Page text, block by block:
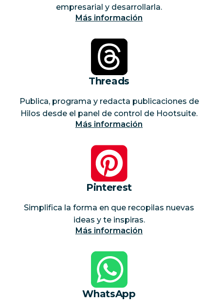
empresarial y desarrollarla.
Más información
Threads
Publica, programa y redacta publicaciones de
Hilos desde el panel de control de Hootsuite.
Más información
Pinterest
Simplifica la forma en que recopilas nuevas
ideas y te inspiras.
Más información
WhatsApp